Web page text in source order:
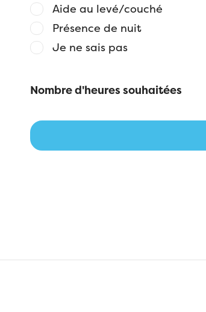
Aide au levé/couché
Présence de nuit
Je ne sais pas
Nombre d'heures souhaitées